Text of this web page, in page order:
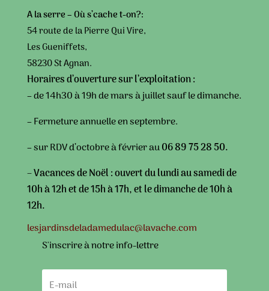
A la serre –Où s’cache t-on?:
54 route de la Pierre Qui Vire,
Les Gueniffets,
58230 St Agnan.
Horaires d’ouverture sur l’exploitation :
– de 14h30 à 19h de mars à juillet sauf le dimanche.
– Fermeture annuelle en septembre.
– sur RDV d’octobre à février au06 89 75 28 50.
– Vacances de Noël : ouvert du lundi au samedi de
10h à 12h et de 15h à 17h, et le dimanche de 10h à
12h.
lesjardinsdeladamedulac@lavache.com
S'inscrire à notre info-lettre